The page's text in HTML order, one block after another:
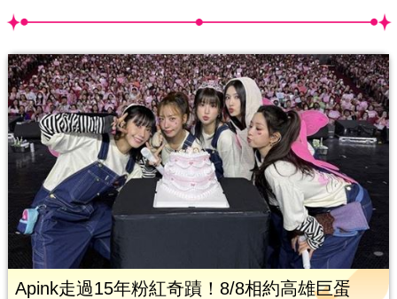
Apink走過15年粉紅奇蹟！8/8相約高雄巨蛋